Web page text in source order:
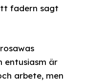
fadern sagt
entusiasm är
arbete, men